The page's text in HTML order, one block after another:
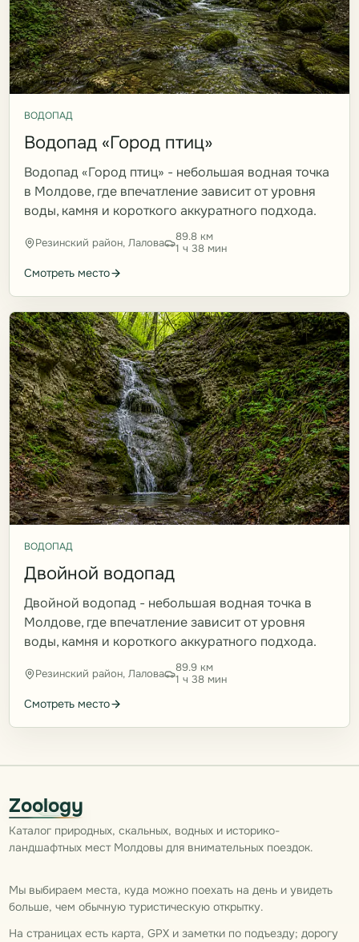
ВОДОПАД
Водопад «Город птиц»
Водопад «Город птиц» - небольшая водная точка
в Молдове, где впечатление зависит от уровня
воды, камня и короткого аккуратного подхода.
Резинский район, Лалова
89.8 км
1 ч 38 мин
Смотреть место
ВОДОПАД
Двойной водопад
Двойной водопад - небольшая водная точка в
Молдове, где впечатление зависит от уровня
воды, камня и короткого аккуратного подхода.
Резинский район, Лалова
89.9 км
1 ч 38 мин
Смотреть место
Zoology
Каталог природных, скальных, водных и историко-
ландшафтных мест Молдовы для внимательных поездок.
Мы выбираем места, куда можно поехать на день и увидеть
больше, чем обычную туристическую открытку.
На страницах есть карта, GPX и заметки по подъезду; дорогу